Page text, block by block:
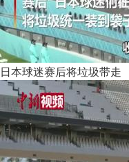
日本球迷赛后将垃圾带走